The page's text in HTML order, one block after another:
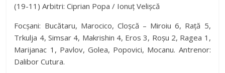
(19-11) Arbitri: Ciprian Popa / Ionuț Velișcă
Focșani: Bucătaru, Marocico, Cloșcă – Miroiu 6, Rață 5,
Trkulja 4, Simsar 4, Makrishin 4, Eros 3, Roșu 2, Ragea 1,
Marijanac 1, Pavlov, Golea, Popovici, Mocanu. Antrenor:
Dalibor Cutura.